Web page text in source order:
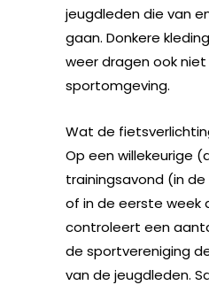
jeugdleden die van
gaan. Donkere
weer dragen ook
sportomgeving.
Wat de
Op een willekeurige
trainingsavond (in
of in de eerste week
controleert een
de sportvereniging
van de jeugdleden.